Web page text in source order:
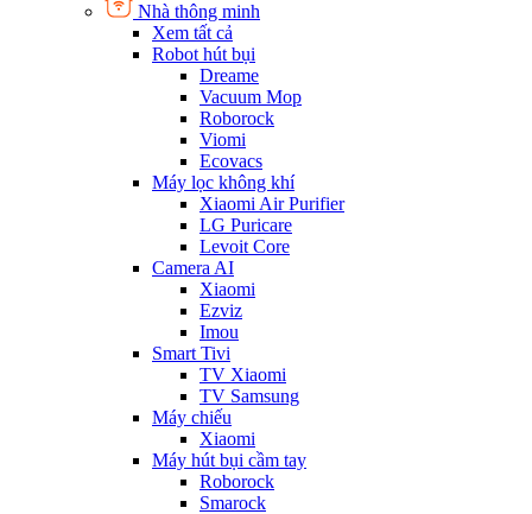
Nhà thông minh
Xem tất cả
Robot hút bụi
Dreame
Vacuum Mop
Roborock
Viomi
Ecovacs
Máy lọc không khí
Xiaomi Air Purifier
LG Puricare
Levoit Core
Camera AI
Xiaomi
Ezviz
Imou
Smart Tivi
TV Xiaomi
TV Samsung
Máy chiếu
Xiaomi
Máy hút bụi cầm tay
Roborock
Smarock